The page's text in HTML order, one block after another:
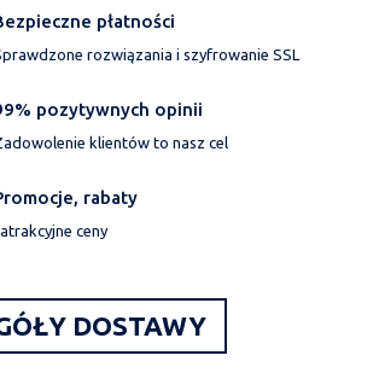
płatności
rozwiązania i szyfrowanie SSL
pozytywnych opinii
klientów to nasz cel
rabaty
ceny
DOSTAWY